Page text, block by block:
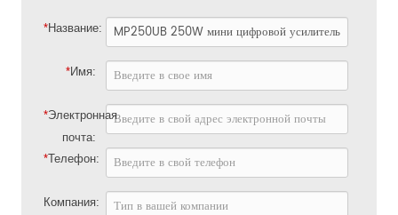
*Название:
*Имя:
*Электронная
почта:
*Телефон:
Компания: